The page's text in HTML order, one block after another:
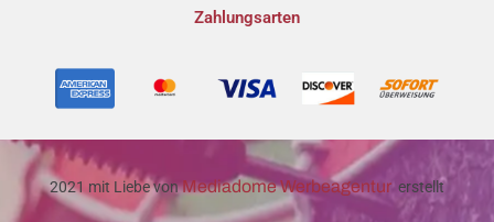
Zahlungsarten
2021 mit Liebe vonMediadome Werbeagentur erstellt